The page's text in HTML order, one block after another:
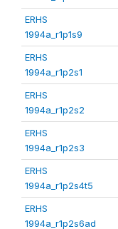
ERHS
1994a_r1p1s9
ERHS
1994a_r1p2s1
ERHS
1994a_r1p2s2
ERHS
1994a_r1p2s3
ERHS
1994a_r1p2s4t5
ERHS
1994a_r1p2s6ad